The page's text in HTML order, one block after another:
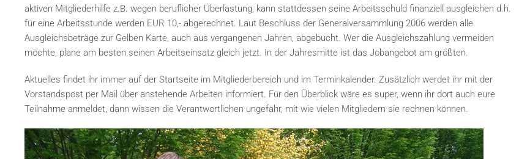
aktiven Mitgliederhilfe z.B. wegen beruflicher Überlastung, kann stattdessen seine Arbeitsschuld finanziell ausgleichen d.h.
für eine Arbeitsstunde werden EUR 10,- abgerechnet. Laut Beschluss der Generalversammlung 2006 werden alle
Ausgleichsbeträge zur Gelben Karte, auch aus vergangenen Jahren, abgebucht. Wer die Ausgleichszahlung vermeiden
möchte, plane am besten seinen Arbeitseinsatz gleich jetzt. In der Jahresmitte ist das Jobangebot am größten.
Aktuelles findet ihr immer auf der Startseite im Mitgliederbereich und im Terminkalender. Zusätzlich werdet ihr mit der
Vorstandspost per Mail über anstehende Arbeiten informiert. Für den Überblick wäre es super, wenn ihr dort auch eure
Teilnahme anmeldet, dann wissen die Verantwortlichen ungefähr, mit wie vielen Mitgliedern sie rechnen können.